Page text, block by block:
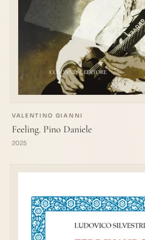
VALENTINO GIANNI
Feeling. Pino Daniele
2025